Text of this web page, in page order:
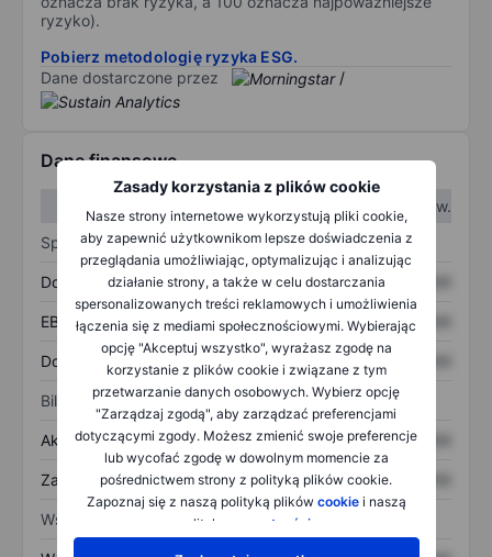
Zasady korzystania z plików cookie
Nasze strony internetowe wykorzystują pliki cookie,
aby zapewnić użytkownikom lepsze doświadczenia z
przeglądania umożliwiając, optymalizując i analizując
działanie strony, a także w celu dostarczania
spersonalizowanych treści reklamowych i umożliwienia
łączenia się z mediami społecznościowymi. Wybierając
opcję "Akceptuj wszystko", wyrażasz zgodę na
korzystanie z plików cookie i związane z tym
przetwarzanie danych osobowych. Wybierz opcję
"Zarządzaj zgodą", aby zarządzać preferencjami
dotyczącymi zgody. Możesz zmienić swoje preferencje
lub wycofać zgodę w dowolnym momencie za
pośrednictwem strony z polityką plików cookie.
Zapoznaj się z naszą polityką plików cookiei naszą
polityką
prywatności
ryzyko).
Pobierz metodologię ryzyka ESG.
Dane dostarczone przez
/
Dane finansowe
W II kw.
Sprawozdanie z zysków
Dochód XXXXXXX XXXXXXX
EBITDA XXXXXXX XXXXXXX
Dochód netto XXXXXXX
Bilans
Aktywa ogółem XXXXXXX XXXXXXX
Zadłużenie ogółem XXXXXXX XXXXXXX
Wskaźniki